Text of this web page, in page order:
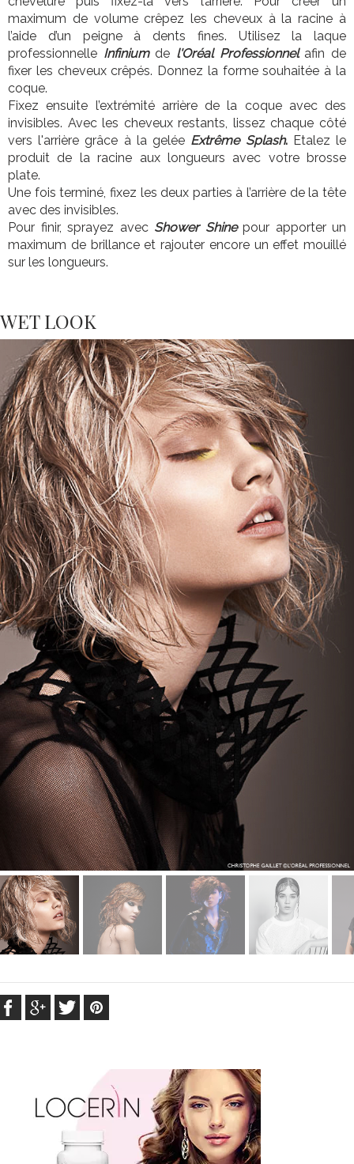
maximum de volume crêpez les cheveux à la racine à
l’aide d’un peigne à dents fines. Utilisez la laque
professionnelle Infinium de l'Oréal Professionnel afin de
fixer les cheveux crêpés. Donnez la forme souhaitée à la
coque.
Fixez ensuite l’extrémité arrière de la coque avec des
invisibles. Avec les cheveux restants, lissez chaque côté
vers l'arrière grâce à la gelée Extrême Splash.Etalez le
produit de la racine aux longueurs avec votre brosse
plate.
Une fois terminé, fixez les deux parties à l’arrière de la tête
avec des invisibles.
Pour finir, sprayez avec Shower Shinepour apporter un
maximum de brillance et rajouter encore un effet mouillé
sur les longueurs.
WET LOOK